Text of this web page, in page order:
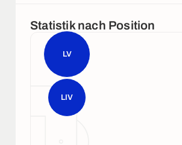
Statistik nach Position
LV
LIV